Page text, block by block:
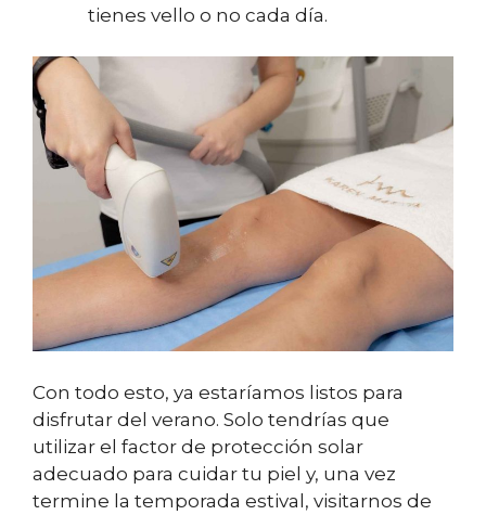
tienes vello o no cada día.
Con todo esto, ya estaríamos listos para
disfrutar del verano. Solo tendrías que
utilizar el factor de protección solar
adecuado para cuidar tu piel y, una vez
termine la temporada estival, visitarnos de